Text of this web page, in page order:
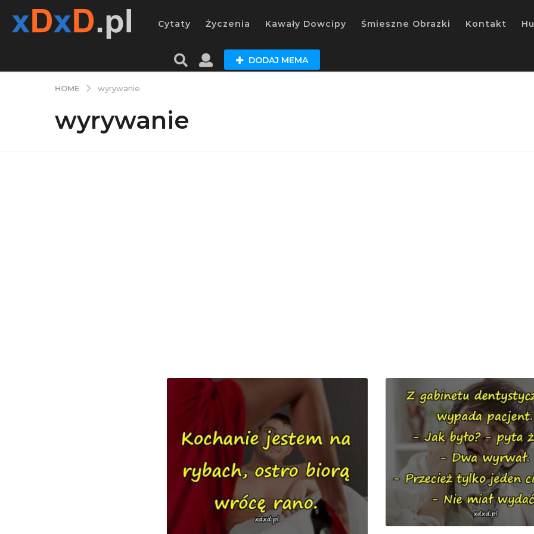
Cytaty Życzenia Kawały Dowcipy Śmieszne Obrazki Kontakt
DODAJ MEMA
HOME wyrywanie
wyrywanie